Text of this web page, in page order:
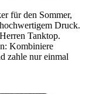
für den Sommer,
Druck.
Tanktop.
Kombiniere
zahle nur einmal